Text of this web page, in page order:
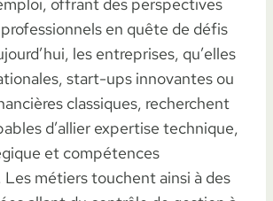
en quête de défis
les entreprises, qu’elles
start-ups innovantes ou
classiques, recherchent
d’allier expertise technique,
et compétences
Les métiers touchent ainsi à des